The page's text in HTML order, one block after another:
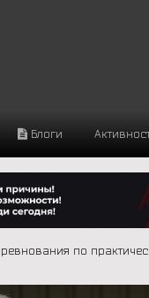
Блоги
по